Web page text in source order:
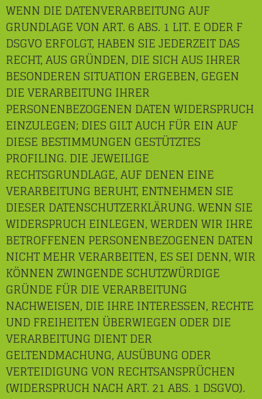
WENN DIE DATENVERARBEITUNG AUF
GRUNDLAGE VON ART. 6 ABS. 1 LIT. E ODER F
DSGVO ERFOLGT, HABEN SIE JEDERZEIT DAS
RECHT, AUS GRÜNDEN, DIE SICH AUS IHRER
BESONDEREN SITUATION ERGEBEN, GEGEN
DIE VERARBEITUNG IHRER
PERSONENBEZOGENEN DATEN WIDERSPRUCH
EINZULEGEN; DIES GILT AUCH FÜR EIN AUF
DIESE BESTIMMUNGEN GESTÜTZTES
PROFILING. DIE JEWEILIGE
RECHTSGRUNDLAGE, AUF DENEN EINE
VERARBEITUNG BERUHT, ENTNEHMEN SIE
DIESER DATENSCHUTZERKLÄRUNG. WENN SIE
WIDERSPRUCH EINLEGEN, WERDEN WIR IHRE
BETROFFENEN PERSONENBEZOGENEN DATEN
NICHT MEHR VERARBEITEN, ES SEI DENN, WIR
KÖNNEN ZWINGENDE SCHUTZWÜRDIGE
GRÜNDE FÜR DIE VERARBEITUNG
NACHWEISEN, DIE IHRE INTERESSEN, RECHTE
UND FREIHEITEN ÜBERWIEGEN ODER DIE
VERARBEITUNG DIENT DER
GELTENDMACHUNG, AUSÜBUNG ODER
VERTEIDIGUNG VON RECHTSANSPRÜCHEN
(WIDERSPRUCH NACH ART. 21 ABS. 1 DSGVO).